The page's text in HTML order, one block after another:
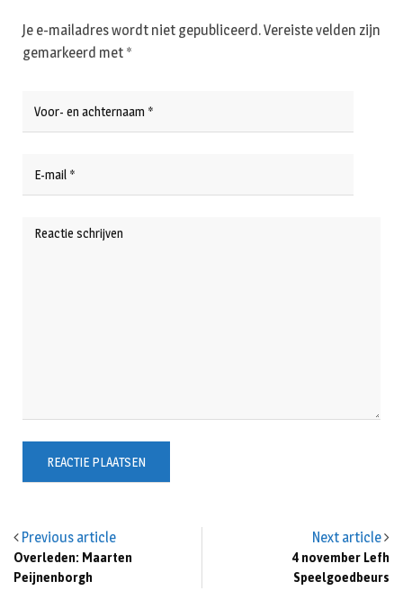
Previous article
Overleden: Maarten
Peijnenborgh
Next article
4 november Lefh
Speelgoedbeurs
Je e-mailadres wordt niet gepubliceerd.Vereiste velden zijn
gemarkeerd met *